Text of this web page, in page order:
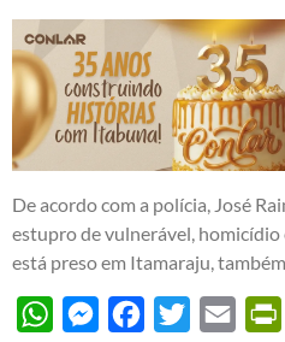
De acordo com a polícia, José
estupro de vulnerável, homicídio
está preso em Itamaraju,
WhatsAppMessengerFacebook
Twitter Email